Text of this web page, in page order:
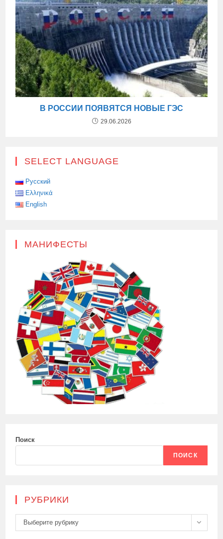
В РОССИИ ПОЯВЯТСЯ НОВЫЕ ГЭС
29.06.2026
SELECT LANGUAGE
Русский
Ελληνικά
English
МАНИФЕСТЫ
Поиск
ПОИСК
РУБРИКИ
Рубрики
Выберите рубрику